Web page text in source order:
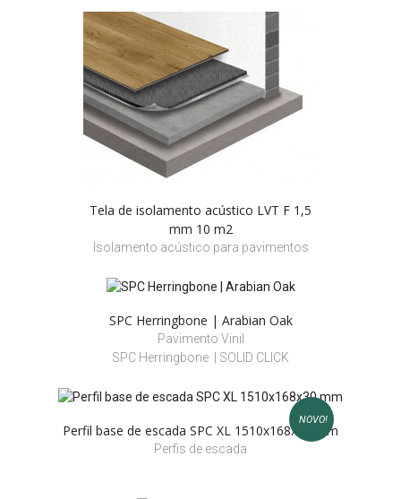
Tela de isolamento acústico LVT F 1,5
mm 10 m2
Isolamento acústico para pavimentos
SPC Herringbone | Arabian Oak
Pavimento Vinil
SPC Herringbone | SOLID CLICK
NOVO!
Perfil base de escada SPC XL 1510x168x30 mm
Perfis de escada